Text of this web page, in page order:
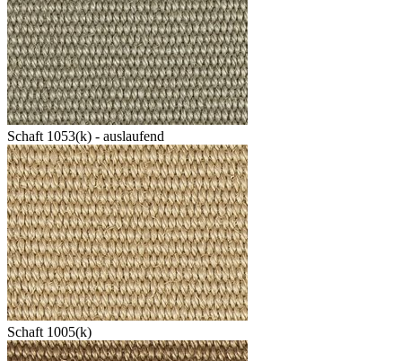
Schaft 1053(k) - auslaufend
Schaft 1005(k)